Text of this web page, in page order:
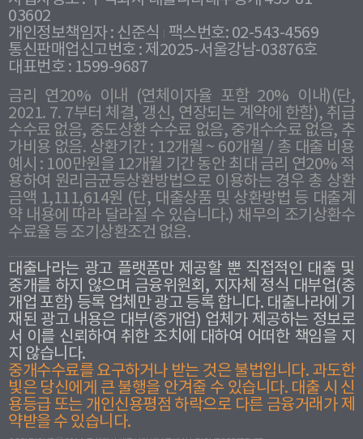
03602
개인정보책임자 : 신준식
팩스번호: 02-543-4569
통신판매업신고번호 : 제2025-서울강남-03876호
대표번호 : 1599-9687
금리 연20% 이내 (연체이자율 포함 20% 이내)(단,
2021. 7. 7부터 체결, 갱신, 연장되는 계약에 한함), 취급
수수료 없음, 중도상환 수수료 없음, 중개수수료 없음, 추
가비용 없음. 상환기간 : 12개월 ~ 60개월 / 총 대출 비용
예시 : 100만원을 12개월 기간 동안 최대 금리 연20% 적
용하여 원리금균등상환방법으로 이용하는 경우 총 상환
금액 1,111,614원 (단, 대출상품 및 상환방법 등 대출계
약 내용에 따라 달라질 수 있습니다.) 채무의 조기상환수
수료율 등 조기상환조건 없음.
대출나라는 광고 플랫폼만 제공할 뿐 직접적인 대출 및
중개를 하지 않으며 금융위원회, 지자체 정식 대부업(중
개업 포함) 등록 업체만 광고 등록 합니다. 대출나라에 기
재된 광고 내용은 대부(중개업) 업체가 제공하는 정보로
서 이를 신뢰하여 취한 조치에 대하여 어떠한 책임을 지
지 않습니다.
중개수수료를 요구하거나 받는 것은 불법입니다. 과도한
빛은 당신에게 큰 불행을 안겨줄 수 있습니다. 대출 시 신
용등급 또는 개인신용평점 하락으로 다른 금융거래가 제
약받을 수 있습니다.